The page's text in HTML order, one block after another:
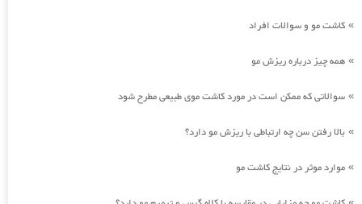
» کاشت مو و سوالات افراد
» همه چیز درباره ریزش مو
» سوالاتی که ممکن است در مورد کاشت موی طبیعی مطرح شود
» بالا رفتن سن چه ارتباطی با ریزش مو دارد؟
» موارد موثر در نتایج کاشت مو